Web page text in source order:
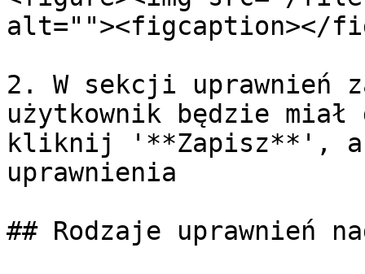
alt=""><figcaption></
2. W sekcji uprawnień
użytkownik będzie miał
kliknij '**Zapisz**',
uprawnienia
## Rodzaje uprawnień